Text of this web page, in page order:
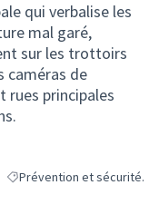
qui verbalise les
mal garé,
sur les trottoirs
caméras de
rues principales
Filtrer les résultats de la
Prévention et sécurité.